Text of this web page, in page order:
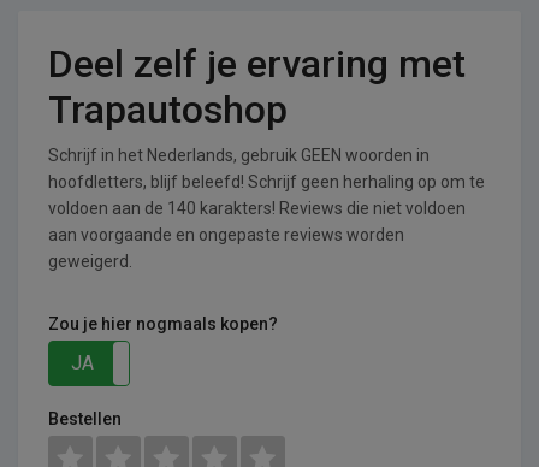
Deel zelf je ervaring met
Trapautoshop
Schrijf in het Nederlands, gebruik GEEN woorden in
hoofdletters, blijf beleefd! Schrijf geen herhaling op om te
voldoen aan de 140 karakters! Reviews die niet voldoen
aan voorgaande en ongepaste reviews worden
geweigerd.
Zou je hier nogmaals kopen?
JA
Bestellen